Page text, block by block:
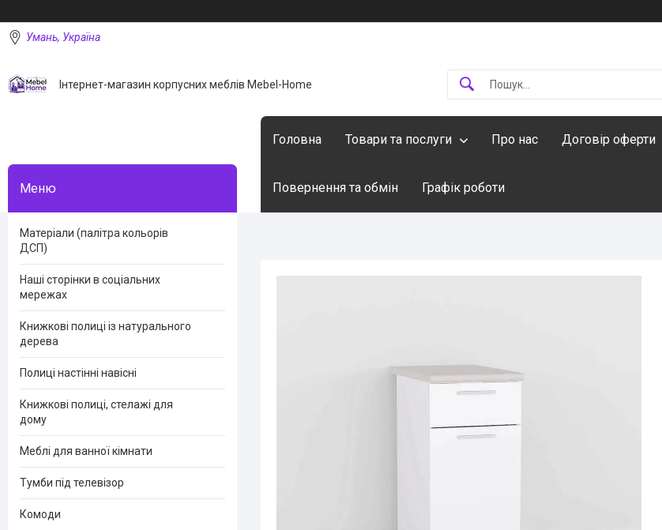
Умань, Україна
Інтернет-магазин корпусних меблів Mebel-Home
Головна Товари та послуги Про нас Договір оферти
Повернення та обмін Графік роботи
Матеріали (палітра кольорів
ДСП)
Наші сторінки в соціальних
мережах
Книжкові полиці із натурального
дерева
Полиці настінні навісні
Книжкові полиці, стелажі для
дому
Меблі для ванної кімнати
Тумби під телевізор
Комоди